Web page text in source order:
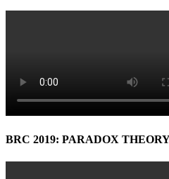
BRC 2019: PARADOX